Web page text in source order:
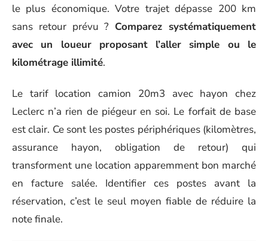
le plus économique. Votre trajet dépasse 200 km
sans retour prévu ? Comparez systématiquement
avec un loueur proposant l’aller simple ou le
kilométrage illimité.
Le tarif location camion 20m3 avec hayon chez
Leclerc n’a rien de piégeur en soi. Le forfait de base
est clair. Ce sont les postes périphériques (kilomètres,
assurance hayon, obligation de retour) qui
transforment une location apparemment bon marché
en facture salée. Identifier ces postes avant la
réservation, c’est le seul moyen fiable de réduire la
note finale.